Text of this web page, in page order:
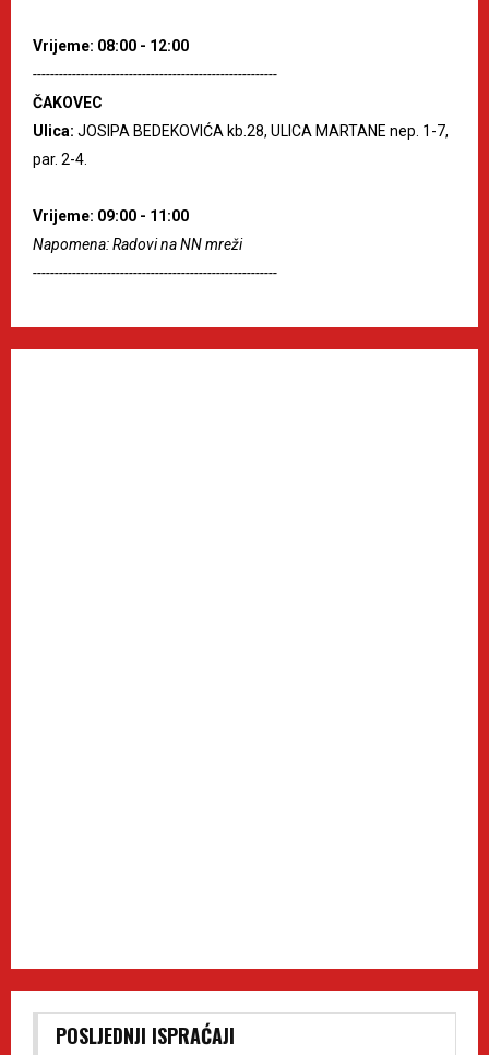
Vrijeme: 08:00 - 12:00
--------------------------------------------------------
ČAKOVEC
Ulica: JOSIPA BEDEKOVIĆA kb.28, ULICA MARTANE nep. 1-7,
par. 2-4.
Vrijeme: 09:00 - 11:00
Napomena: Radovi na NN mreži
--------------------------------------------------------
POSLJEDNJI ISPRAĆAJI